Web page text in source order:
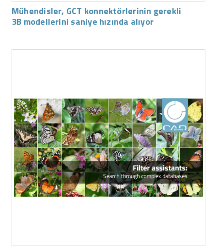
Mühendisler, GCT konnektörlerinin gerekli
3B modellerini saniye hızında alıyor